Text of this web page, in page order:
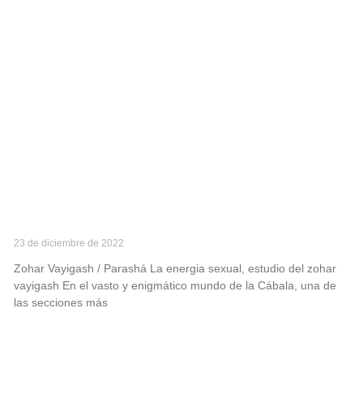
23 de diciembre de 2022
Zohar Vayigash / Parashá La energia sexual, estudio del zohar
vayigash En el vasto y enigmático mundo de la Cábala, una de
las secciones más